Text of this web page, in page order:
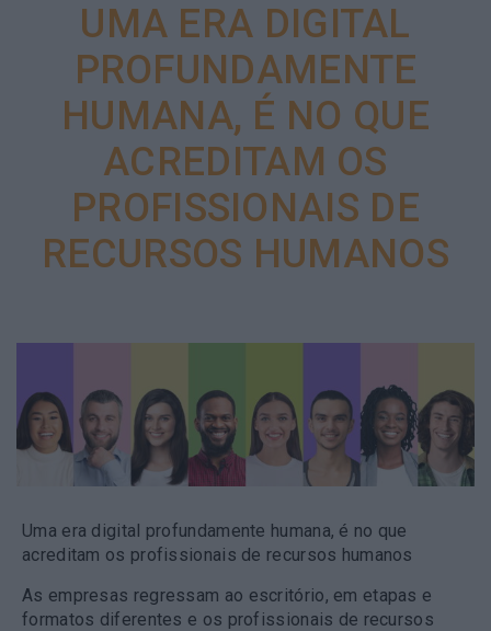
UMA ERA DIGITAL
PROFUNDAMENTE
HUMANA, É NO QUE
ACREDITAM OS
PROFISSIONAIS DE
RECURSOS HUMANOS
Uma era digital profundamente humana, é no que
acreditam os profissionais de recursos humanos
As empresas regressam ao escritório, em etapas e
formatos diferentes e os profissionais de recursos